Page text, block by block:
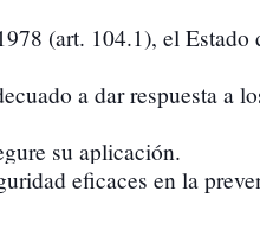
(art. 104.1), el Estado
a dar respuesta a
su aplicación.
eficaces en la